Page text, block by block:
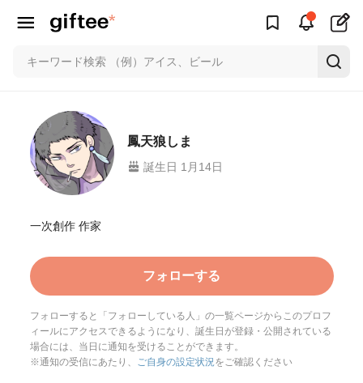
鳳天狼しま
誕生日 1月14日
一次創作 作家
フォローする
フォローすると「フォローしている人」の一覧ページからこのプロフ
ィールにアクセスできるようになり、誕生日が登録・公開されている
場合には、当日に通知を受けることができます。
※通知の受信にあたり、
ご自身の設定状況をご確認ください